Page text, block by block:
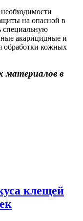
на опасной в
специальную
акарицидные и
обработки кожных
материалов в
клещей